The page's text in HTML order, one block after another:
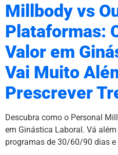
Millbody vs
Plataformas:
Valor em
Vai Muito
Prescrever
Descubra como o Personal
em Ginástica Laboral. Vá
programas de 30/60/90 dias e